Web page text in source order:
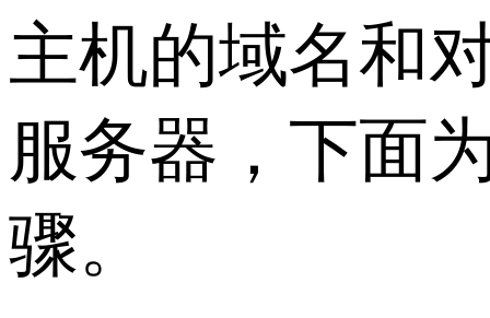
主机的域名和
服务器，下面
骤。